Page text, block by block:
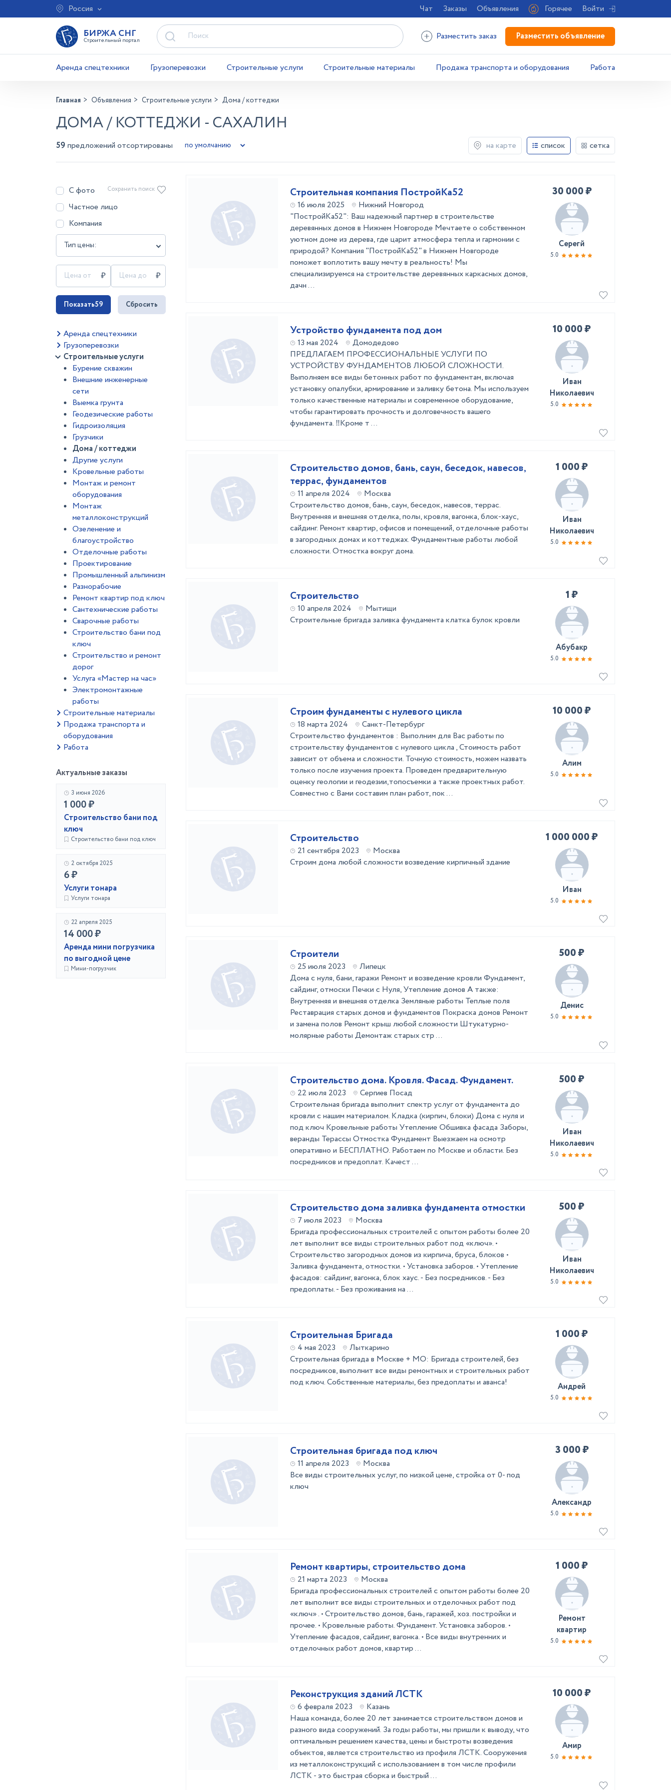
Россия Чат Заказы Объявления Горячее Войти
БИРЖА СНГ
Строительный портал Разместить заказ Разместить объявление
Аренда спецтехники Грузоперевозки Строительные услуги Строительные материалы Продажа транспорта и оборудования Работа
Главная Объявления Строительные услуги Дома / коттеджи
ДОМА / КОТТЕДЖИ - САХАЛИН
59 предложений отсортированы на карте список сетка
С фото
Частное лицо
Компания
Тип цены:
Сохранить поиск
Показать59 Сбросить
Аренда спецтехники
Грузоперевозки
Строительные услуги
Бурение скважин
Внешние инженерные
сети
Выемка грунта
Геодезические работы
Гидроизоляция
Грузчики
Дома / коттеджи
Другие услуги
Кровельные работы
Монтаж и ремонт
оборудования
Монтаж
металлоконструкций
Озеленение и
благоустройство
Отделочные работы
Проектирование
Промышленный альпинизм
Разнорабочие
Ремонт квартир под ключ
Сантехнические работы
Сварочные работы
Строительство бани под
ключ
Строительство и ремонт
дорог
Услуга «Мастер на час»
Электромонтажные
работы
Строительные материалы
Продажа транспорта и
оборудования
Работа
Актуальные заказы
3 июня 2026
1 000 ₽
Строительство бани под
ключ
Строительство бани под ключ
2 октября 2025
6 ₽
Услуги тонара
Услуги тонара
22 апреля 2025
14 000 ₽
Аренда мини погрузчика
по выгодной цене
Мини-погрузчик
Строительная компания ПостройКа52
16 июля 2025
Нижний Новгород
"ПостройКа52": Ваш надежный партнер в строительстве
деревянных домов в Нижнем Новгороде Мечтаете о собственном
уютном доме из дерева, где царит атмосфера тепла и гармонии с
природой? Компания "ПостройКа52" в Нижнем Новгороде
поможет воплотить вашу мечту в реальность! Мы
специализируемся на строительстве деревянных каркасных домов,
дачн ...
30 000 ₽
Серегй
5.0
Устройство фундамента под дом
13 мая 2024
Домодедово
ПРЕДЛАГАЕМ ПРОФЕССИОНАЛЬНЫЕ УСЛУГИ ПО
УСТРОЙСТВУ ФУНДАМЕНТОВ ЛЮБОЙ СЛОЖНОСТИ.
Выполняем все виды бетонных работ по фундаментам, включая
установку опалубки, армирование и заливку бетона. Мы используем
только качественные материалы и современное оборудование,
чтобы гарантировать прочность и долговечность вашего
фундамента. ‼Кроме т ...
10 000 ₽
Иван
Николаевич
5.0
Строительство домов, бань, саун, беседок, навесов,
террас, фундаментов
11 апреля 2024
Москва
Строительство домов, бань, саун, беседок, навесов, террас.
Внутренняя и внешняя отделка, полы, кровля, вагонка, блок-хаус,
сайдинг. Ремонт квартир, офисов и помещений, отделочные работы
в загородных домах и коттеджах. Фундаментные работы любой
сложности. Отмостка вокруг дома.
1 000 ₽
Иван
Николаевич
5.0
Строительство
10 апреля 2024
Мытищи
Строительные бригада заливка фундамента клатка булок кровли
1 ₽
Абубакр
5.0
Строим фундаменты с нулевого цикла
18 марта 2024
Санкт-Петербург
Строительство фундаментов : Выполним для Вас работы по
строительству фундаментов с нулевого цикла , Стоимость работ
зависит от объема и сложности. Точную стоимость, можем назвать
только после изучения проекта. Проведем предварительную
оценку геологии и геодезии,топосъемки а также проектных работ.
Совместно с Вами составим план работ, пок ...
10 000 ₽
Алим
5.0
Строительство
21 сентября 2023
Москва
Строим дома любой сложности возведение кирпичный здание
1 000 000 ₽
Иван
5.0
Строители
25 июля 2023
Липецк
Дома с нуля, бани, гаражи Ремонт и возведение кровли Фундамент,
сайдинг, отмоски Печки с Нуля, Утепление домов А также:
Внутренняя и внешняя отделка Земляные работы Теплые поля
Реставрация старых домов и фундаментов Покраска домов Ремонт
и замена полов Ремонт крыш любой сложности Штукатурно-
молярные работы Демонтаж старых стр ...
500 ₽
Денис
5.0
Строительство дома. Кровля. Фасад. Фундамент.
22 июля 2023
Сергиев Посад
Строительная бригада выполнит спектр услуг от фундамента до
кровли с нашим материалом. Кладка (кирпич, блоки) Дома с нуля и
под ключ Кровельные работы Утепление Обшивка фасада Заборы,
веранды Терассы Отмостка Фундамент Выезжаем на осмотр
оперативно и БЕСПЛАТНО. Работаем по Москве и области. Без
посредников и предоплат. Качест ...
500 ₽
Иван
Николаевич
5.0
Строительство дома заливка фундамента отмостки
7 июля 2023
Москва
Бригада профессиональных строителей с опытом работы более 20
лет выполнит все виды строительных работ под «ключ». •
Строительство загородных домов из кирпича, бруса, блоков •
Заливка фундамента, отмостки. • Установка заборов. • Утепление
фасадов: сайдинг, вагонка, блок хаус. - Без посредников. - Без
предоплаты. - Без проживания на ...
500 ₽
Иван
Николаевич
5.0
Строительная Бригада
4 мая 2023
Лыткарино
Строительная бригада в Москве + МО: Бригада строителей, без
посредников, выполнит все виды ремонтных и строительных работ
под ключ. Собственные материалы, без предоплаты и аванса!
1 000 ₽
Андрей
5.0
Строительная бригада под ключ
11 апреля 2023
Москва
Все виды строительных услуг, по низкой цене, стройка от 0- под
ключ
3 000 ₽
Александр
5.0
Ремонт квартиры, строительство дома
21 марта 2023
Москва
Бригада профессиональных строителей с опытом работы более 20
лет выполнит все виды строительных и отделочных работ под
«ключ» . • Строительство домов, бань, гаражей, хоз. постройки и
прочее. • Кровельные работы. Фундамент. Установка заборов. •
Утепление фасадов, сайдинг, вагонка. • Все виды внутренних и
отделочных работ домов, квартир ...
1 000 ₽
Ремонт
квартир
5.0
Реконструкция зданий ЛСТК
6 февраля 2023
Казань
Наша команда, более 20 лет занимается строительством домов и
разного вида сооружений. За годы работы, мы пришли к выводу, что
оптимальным решением качества, цены и быстроты возведения
объектов, является строительство из профиля ЛСТК. Сооружения
из металлоконструкций с использованием в том числе профили
ЛСТК - это быстрая сборка и быстрый ...
10 000 ₽
Амир
5.0